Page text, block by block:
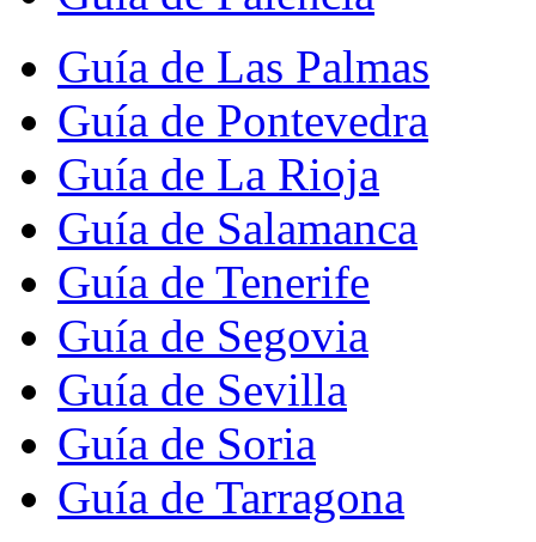
Guía de Las Palmas
Guía de Pontevedra
Guía de La Rioja
Guía de Salamanca
Guía de Tenerife
Guía de Segovia
Guía de Sevilla
Guía de Soria
Guía de Tarragona